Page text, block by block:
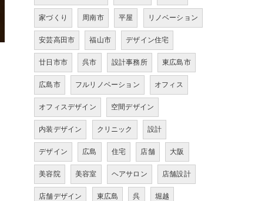
家づくり 周南市 平屋 リノベーション
安芸高田市 福山市 デザイン住宅
廿日市市 呉市 設計事務所 東広島市
広島市 フルリノベーション オフィス
オフィスデザイン 空間デザイン
内装デザイン クリニック 設計
デザイン 広島 住宅 店舗 大阪
美容院 美容室 ヘアサロン 店舗設計
店舗デザイン 東広島 呉 堀越